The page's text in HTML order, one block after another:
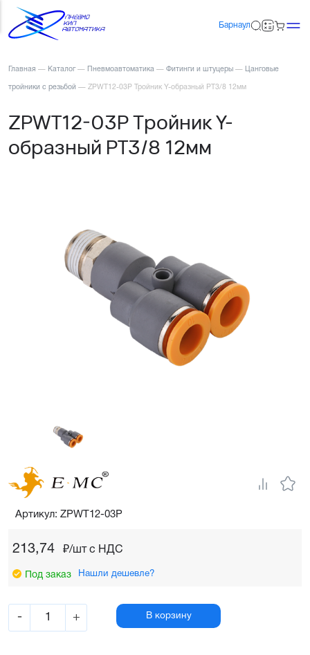
Барнаул
Главная — Каталог — Пневмоавтоматика — Фитинги и штуцеры — Цанговые
тройники с резьбой — ZPWT12-03P Тройник Y-образный PT3/8 12мм
ZPWT12-03P Тройник Y-
образный PT3/8 12мм
213,74 ₽/шт c НДС
Под заказ Нашли дешевле?
- + В корзину
Артикул: ZPWT12-03P